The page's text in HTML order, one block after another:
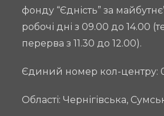
фонду “Єдність” за
робочі дні з 09.00 до 14.00
перерва з 11.30 до 12.00).
Єдиний номер кол-центру:
Області: Чернігівська,